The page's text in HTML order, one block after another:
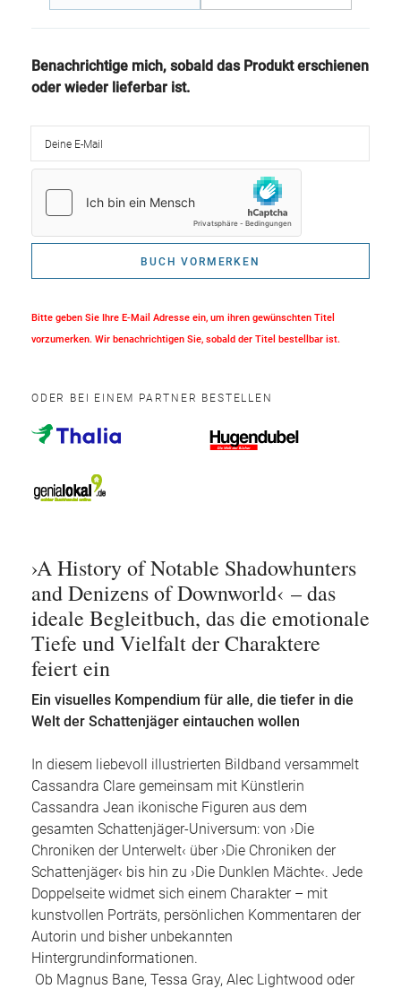
Benachrichtige mich, sobald das Produkt erschienen
oder wieder lieferbar ist.
BUCH VORMERKEN
Bitte geben Sie Ihre E-Mail Adresse ein, um ihren gewünschten Titel
vorzumerken. Wir benachrichtigen Sie, sobald der Titel bestellbar ist.
ODER BEI EINEM PARTNER BESTELLEN
›A History of Notable Shadowhunters
and Denizens of Downworld‹ – das
ideale Begleitbuch, das die emotionale
Tiefe und Vielfalt der Charaktere
feiert ein
Ein visuelles Kompendium für alle, die tiefer in die
Welt der Schattenjäger eintauchen wollen
In diesem liebevoll illustrierten Bildband versammelt
Cassandra Clare gemeinsam mit Künstlerin
Cassandra Jean ikonische Figuren aus dem
gesamten Schattenjäger-Universum: von ›Die
Chroniken der Unterwelt‹ über ›Die Chroniken der
Schattenjäger‹ bis hin zu ›Die Dunklen Mächte‹. Jede
Doppelseite widmet sich einem Charakter – mit
kunstvollen Porträts, persönlichen Kommentaren der
Autorin und bisher unbekannten
Hintergrundinformationen.
Ob Magnus Bane, Tessa Gray, Alec Lightwood oder